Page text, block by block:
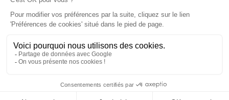
Bas de page - menu
Mentions légalesProtections de vos données
Gestion des cookies
© 2026 Institut Godinot